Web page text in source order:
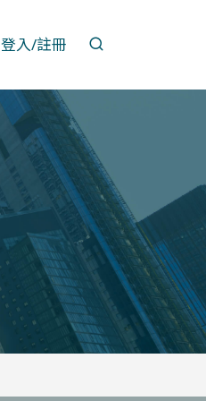
登入/註冊